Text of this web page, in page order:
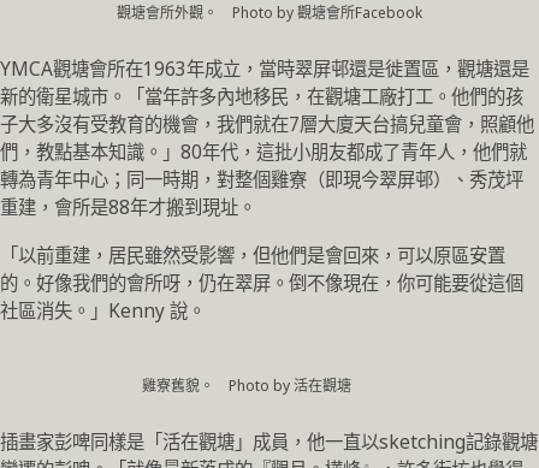
觀塘會所外觀。 Photo by 觀塘會所Facebook
YMCA觀塘會所在1963年成立，當時翠屏邨還是徙置區，觀塘還是
新的衛星城市。「當年許多內地移民，在觀塘工廠打工。他們的孩
子大多沒有受教育的機會，我們就在7層大廈天台搞兒童會，照顧他
們，教點基本知識。」80年代，這批小朋友都成了青年人，他們就
轉為青年中心；同一時期，對整個雞寮（即現今翠屏邨）、秀茂坪
重建，會所是88年才搬到現址。
「以前重建，居民雖然受影響，但他們是會回來，可以原區安置
的。好像我們的會所呀，仍在翠屏。倒不像現在，你可能要從這個
社區消失。」Kenny 說。
雞寮舊貌。 Photo by 活在觀塘
插畫家彭啤同樣是「活在觀塘」成員，他一直以sketching記錄觀塘